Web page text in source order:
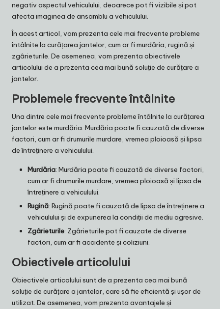
negativ aspectul vehiculului, deoarece pot fi vizibile și pot
afecta imaginea de ansamblu a vehiculului.
În acest articol, vom prezenta cele mai frecvente probleme
întâlnite la curățarea jantelor, cum ar fi murdăria, rugină și
zgârieturile. De asemenea, vom prezenta obiectivele
articolului de a prezenta cea mai bună soluție de curățare a
jantelor.
Problemele frecvente întâlnite
Una dintre cele mai frecvente probleme întâlnite la curățarea
jantelor este murdăria. Murdăria poate fi cauzată de diverse
factori, cum ar fi drumurile murdare, vremea ploioasă și lipsa
de întreținere a vehiculului.
Murdăria: Murdăria poate fi cauzată de diverse factori,
cum ar fi drumurile murdare, vremea ploioasă și lipsa de
întreținere a vehiculului.
Rugină: Rugină poate fi cauzată de lipsa de întreținere a
vehiculului și de expunerea la condiții de mediu agresive.
Zgârieturile: Zgârieturile pot fi cauzate de diverse
factori, cum ar fi accidente și coliziuni.
Obiectivele articolului
Obiectivele articolului sunt de a prezenta cea mai bună
soluție de curățare a jantelor, care să fie eficientă și ușor de
utilizat. De asemenea, vom prezenta avantajele și